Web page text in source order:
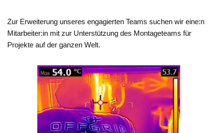
Zur Erweiterung unseres engagierten Teams suchen wir eine:n
Mitarbeiter:in mit zur Unterstützung des Montageteams für
Projekte auf der ganzen Welt.